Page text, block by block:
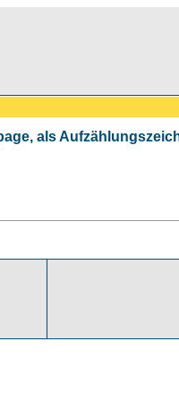
als